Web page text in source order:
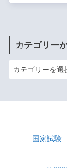
カテゴリー
国家試験